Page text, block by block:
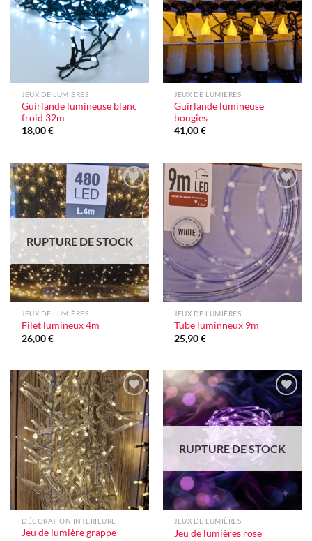
JEUX DE LUMIÈRES
Guirlande lumineuse blanc
froid 32m
18,00€
JEUX DE LUMIÈRES
Guirlande lumineuse
bougies
41,00€
Ajouter
à la liste
d'envie
RUPTURE DE STOCK
JEUX DE LUMIÈRES
Filet lumineux 4m
26,00€
Ajouter
à la liste
d'envie
JEUX DE LUMIÈRES
Tube luminneux 9m
25,90€
Ajouter
à la liste
d'envie
DÉCORATION INTÉRIEURE
Jeu de lumière grappe
Ajouter
à la liste
d'envie
RUPTURE DE STOCK
JEUX DE LUMIÈRES
Jeu de lumières rose